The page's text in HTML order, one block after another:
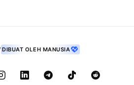
DIBUAT OLEH MANUSIA